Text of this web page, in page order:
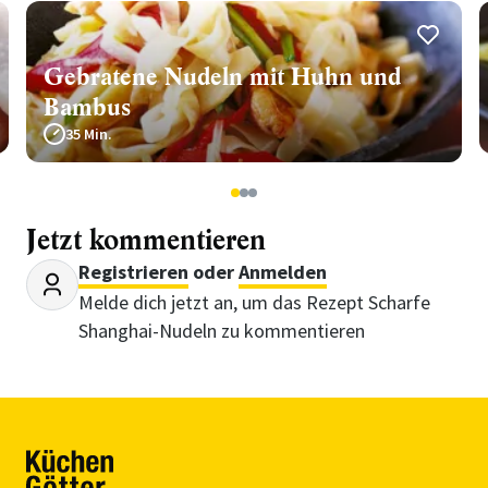
Gebratene Nudeln mit Huhn und
Bambus
35 Min.
123
Jetzt kommentieren
Registrieren oderAnmelden
Melde dich jetzt an, um das Rezept Scharfe
Shanghai-Nudeln zu kommentieren